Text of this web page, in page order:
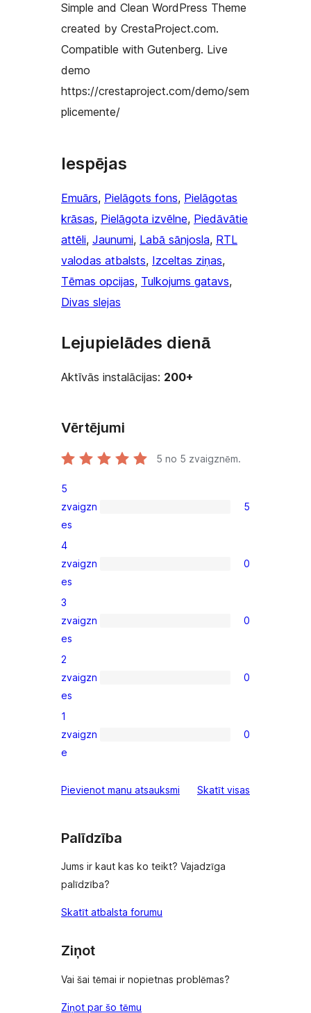
Simple and Clean WordPress Theme
created by CrestaProject.com.
Compatible with Gutenberg. Live
demo
https://crestaproject.com/demo/sem
plicemente/
Iespējas
Emuārs, Pielāgots fons, Pielāgotas
krāsas, Pielāgota izvēlne, Piedāvātie
attēli, Jaunumi, Labā sānjosla, RTL
valodas atbalsts, Izceltas ziņas
Tēmas opcijas, Tulkojums gatavs
Divas slejas
Lejupielādes dienā
Aktīvās instalācijas: 200+
Vērtējumi
5 no 5 zvaigznēm.
5
5-
star
reviews
5
zvaigzn
es
5
0
4-
star
reviews
4
zvaigzn
es
0
0
3-
star
reviews
3
zvaigzn
es
0
0
2-
star
reviews
2
zvaigzn
es
0
0
1-
reviews
1
zvaigzn
e
0
Pievienot manu atsauksmi Skatīt visas
Palīdzība
Jums ir kaut kas ko teikt? Vajadzīga
palīdzība?
Skatīt atbalsta forumu
Ziņot
Vai šai tēmai ir nopietnas problēmas?
Ziņot par šo tēmu